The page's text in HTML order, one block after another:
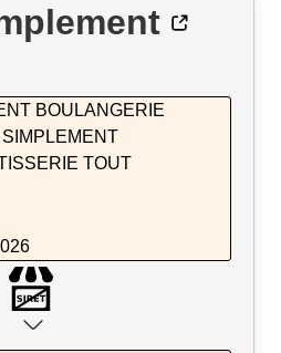
BOULANGERIE
TOUT